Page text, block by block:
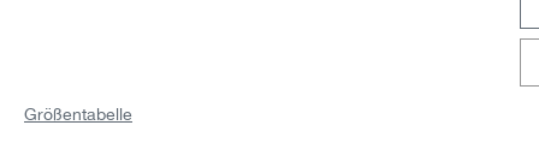
Größentabelle